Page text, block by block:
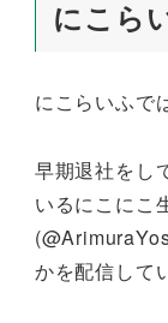
にこら
にこらいふで
早期退社をし
いるにこにこ
かを配信して